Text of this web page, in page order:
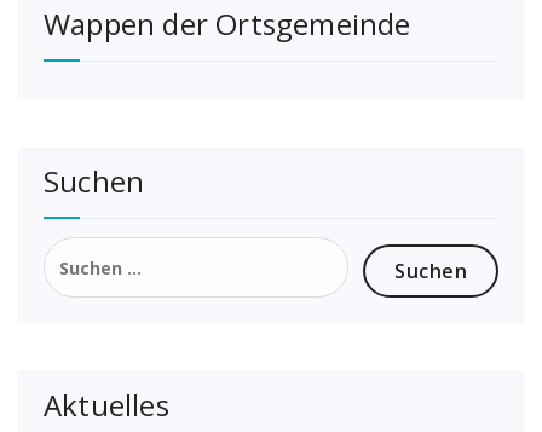
Wappen der Ortsgemeinde
Suchen
Suchen
nach:
Aktuelles